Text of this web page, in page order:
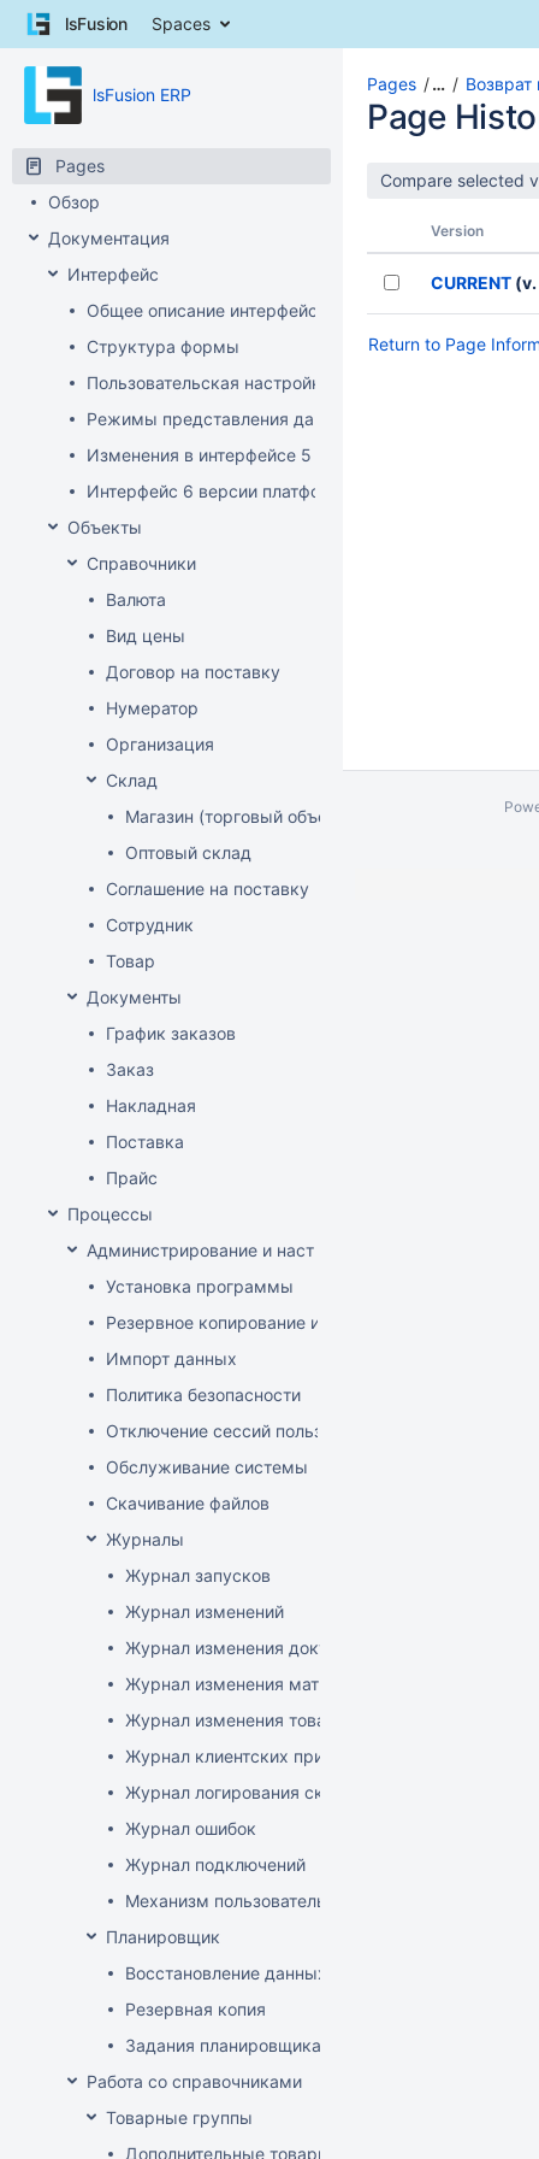
Skip
breadcrumbs
Skip
header
lsFusion Spaces
lsFusion ERP
Pages
Обзор
Документация
Интерфейс
Общее описание интерфейса клиента
Структура формы
Пользовательская настройка интерфейса
Режимы представления данных
Изменения в интерфейсе 5 версии платформы
Интерфейс 6 версии платформы
Объекты
Справочники
Валюта
Вид цены
Договор на поставку
Нумератор
Организация
Склад
Магазин (торговый объект)
Оптовый склад
Соглашение на поставку
Сотрудник
Товар
Документы
График заказов
Заказ
Накладная
Поставка
Прайс
Процессы
Администрирование и настройка
Установка программы
Резервное копирование и восстановление базы
Импорт данных
Политика безопасности
Отключение сессий пользователя
Обслуживание системы
Скачивание файлов
Журналы
Журнал запусков
Журнал изменений
Журнал изменения документов
Журнал изменения матриц
Журнал изменения товаров
Журнал клиентских приложений
Журнал логирования сканирований штрихкодов
Журнал ошибок
Журнал подключений
Механизм пользовательского логирования
Планировщик
Восстановление данных
Резервная копия
Задания планировщика
Работа со справочниками
Товарные группы
Дополнительные товарные группы
Pages …
Page
Version
CURRENT (v.
Return to Page